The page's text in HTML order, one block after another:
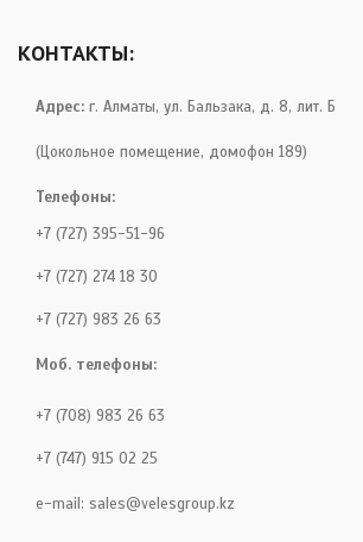
КОНТАКТЫ:
Адрес: г. Алматы, ул. Бальзака, д. 8, лит. Б
(Цокольное помещение, домофон 189)
Телефоны:
+7 (727) 395-51-96
+7 (727) 274 18 30
+7 (727) 983 26 63
Моб. телефоны:
+7 (708) 983 26 63
+7 (747) 915 02 25
e-mail: sales@velesgroup.kz